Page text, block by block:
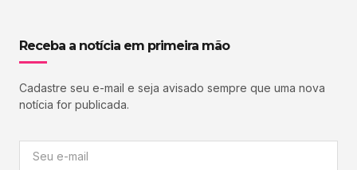
Receba a notícia em primeira mão
Cadastre seu e-mail e seja avisado sempre que uma nova
notícia for publicada.